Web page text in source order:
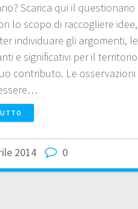
Scarica qui il questionario
lo scopo di raccogliere idee,
individuare gli argomenti, le
e significativi per il territorio
contributo. Le osservazioni
2014 0